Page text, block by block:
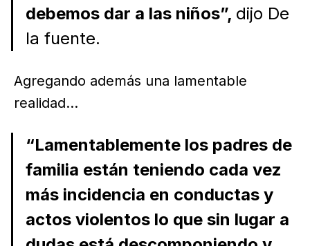
debemos dar a las niños”, dijo De
la fuente.
Agregando además una lamentable
realidad…
“Lamentablemente los padres de
familia están teniendo cada vez
más incidencia en conductas y
actos violentos lo que sin lugar a